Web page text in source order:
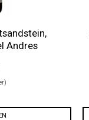
Andres